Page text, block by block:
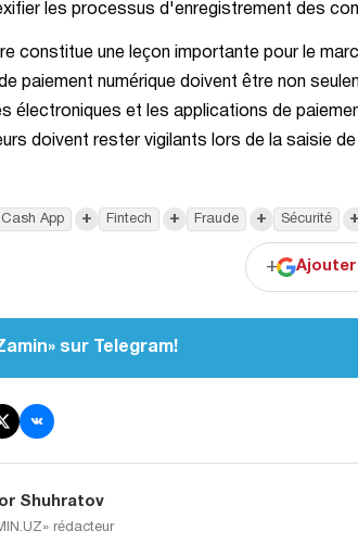
les processus d'enregistrement des
constitue une leçon importante pour le
paiement numérique doivent être non
électroniques et les applications de
doivent rester vigilants lors de la saisie
Cash App + Fintech + Fraude + Sécurité +
+ Ajouter
sur Telegram!
Shuhratov
rédacteur